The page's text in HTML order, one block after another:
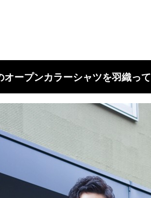
オープンカラーシャツを羽織って